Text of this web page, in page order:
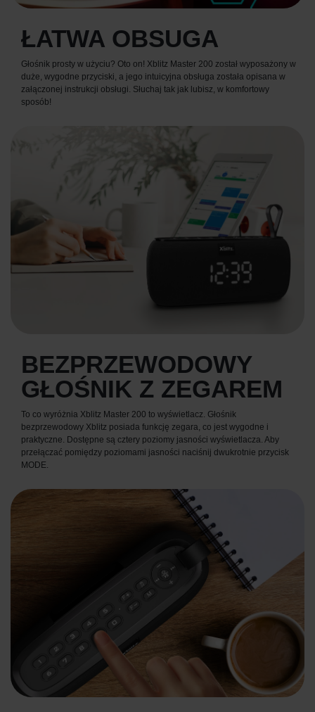
ŁATWA OBSUGA
Głośnik prosty w użyciu? Oto on! Xblitz Master 200 został wyposażony w
duże, wygodne przyciski, a jego intuicyjna obsługa została opisana w
załączonej instrukcji obsługi. Słuchaj tak jak lubisz, w komfortowy
sposób!
BEZPRZEWODOWY
GŁOŚNIK Z ZEGAREM
To co wyróżnia Xblitz Master 200 to wyświetlacz. Głośnik
bezprzewodowy Xblitz posiada funkcję zegara, co jest wygodne i
praktyczne. Dostępne są cztery poziomy jasności wyświetlacza. Aby
przełączać pomiędzy poziomami jasności naciśnij dwukrotnie przycisk
MODE.